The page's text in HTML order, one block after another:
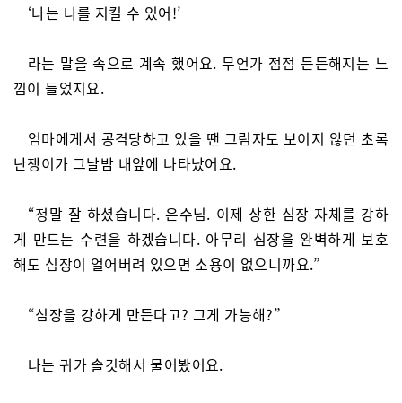
‘나는 나를 지킬 수 있어!’
라는 말을 속으로 계속 했어요. 무언가 점점 든든해지는 느
낌이 들었지요.
엄마에게서 공격당하고 있을 땐 그림자도 보이지 않던 초록
난쟁이가 그날밤 내앞에 나타났어요.
“정말 잘 하셨습니다. 은수님. 이제 상한 심장 자체를 강하
게 만드는 수련을 하겠습니다. 아무리 심장을 완벽하게 보호
해도 심장이 얼어버려 있으면 소용이 없으니까요.”
“심장을 강하게 만든다고? 그게 가능해?”
나는 귀가 솔깃해서 물어봤어요.